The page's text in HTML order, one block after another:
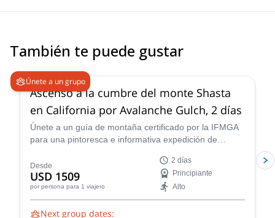
También te puede gustar
Únete a un grupo
Ascenso a la cumbre del monte Shasta
en California por Avalanche Gulch, 2 días
Únete a un guía de montaña certificado por la IFMGA
para una pintoresca e informativa expedición de
Shasta por Avalanche Gulch. Disfruta del increíble
paisaje alpino de la cadena montañosa Cascade de
California y aprende habilidades de montañismo
importantes en el camino.
Desde
USD 1509
por persona para 1 viajero
2 días
Principiante
Alto
Next group dates: